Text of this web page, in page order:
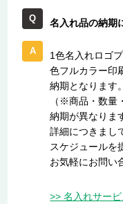
名入れ品の納期
1色名入れロゴ
色フルカラー印
納期となります。
（※商品・数量
納期が異なりま
詳細につきまし
スケジュールを
お気軽にお問い
>> 名入れサー